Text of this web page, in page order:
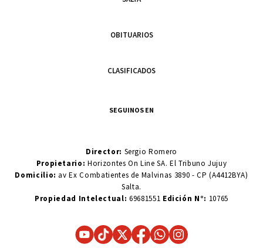
OBITUARIOS
CLASIFICADOS
SEGUINOS EN
Director: Sergio Romero
Propietario:Horizontes On Line SA. El Tribuno Jujuy
Domicilio: av Ex Combatientes de Malvinas 3890 - CP (A4412BYA)
Salta.
Propiedad Intelectual: 69681551 Edición N°: 10765